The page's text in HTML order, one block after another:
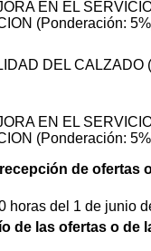
EN EL
(Ponderación:
DEL CALZADO
EN EL
(Ponderación:
de ofertas
horas del 1 de junio
de las ofertas o de